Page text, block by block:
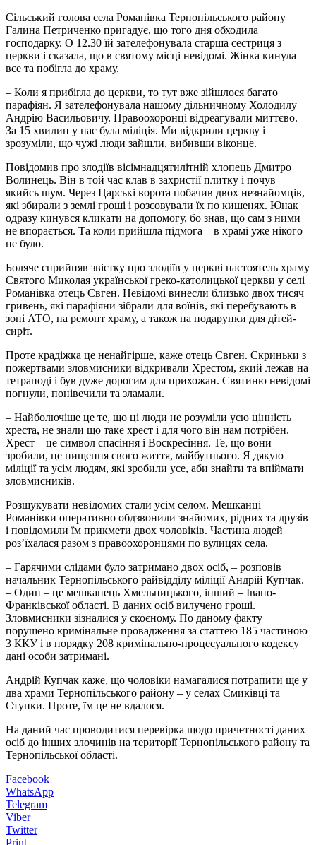
Сільський голова села Романівка Тернопільського району
Галина Петриченко пригадує, що того дня обходила
господарку. О 12.30 їй зателефонувала старша сестриця з
церкви і сказала, що в святому місці невідомі. Жінка кинула
все та побігла до храму.
– Коли я прибігла до церкви, то тут вже зійшлося багато
парафіян. Я зателефонувала нашому дільничному Холодилу
Андрію Васильовичу. Правоохоронці відреагували миттєво.
За 15 хвилин у нас була міліція. Ми відкрили церкву і
зрозуміли, що чужі люди зайшли, вибивши віконце.
Повідомив про злодіїв вісімнадцятилітній хлопець Дмитро
Волинець. Він в той час клав в захристії плитку і почув
якийсь шум. Через Царські ворота побачив двох незнайомців,
які збирали з землі гроші і розсовували їх по кишенях. Юнак
одразу кинувся кликати на допомогу, бо знав, що сам з ними
не впорається. Та коли прийшла підмога – в храмі уже нікого
не було.
Боляче сприйняв звістку про злодіїв у церкві настоятель храму
Святого Миколая української греко-католицької церкви у селі
Романівка отець Євген. Невідомі винесли близько двох тисяч
гривень, які парафіяни зібрали для воїнів, які перебувають в
зоні АТО, на ремонт храму, а також на подарунки для дітей-
сиріт.
Проте крадіжка це ненайгірше, каже отець Євген. Скриньки з
пожертвами зловмисники відкривали Хрестом, який лежав на
тетраподі і був дуже дорогим для прихожан. Святиню невідомі
погнули, понівечили та зламали.
– Найболючіше це те, що ці люди не розуміли усю цінність
хреста, не знали що таке хрест і для чого він нам потрібен.
Хрест – це символ спасіння і Воскресіння. Те, що вони
зробили, це нищення свого життя, майбутнього. Я дякую
міліції та усім людям, які зробили усе, аби знайти та впіймати
зловмисників.
Розшукувати невідомих стали усім селом. Мешканці
Романівки оперативно обдзвонили знайомих, рідних та друзів
і повідомили їм прикмети двох чоловіків. Частина людей
роз’їхалася разом з правоохоронцями по вулицях села.
– Гарячими слідами було затримано двох осіб, – розповів
начальник Тернопільського райвідділу міліції Андрій Купчак.
– Один – це мешканець Хмельницького, інший – Івано-
Франківської області. В даних осіб вилучено гроші.
Зловмисники зізналися у скоєному. По даному факту
порушено кримінальне провадження за статтею 185 частиною
3 ККУ і в порядку 208 кримінально-процесуального кодексу
дані особи затримані.
Андрій Купчак каже, що чоловіки намагалися потрапити ще у
два храми Тернопільського району – у селах Смиківці та
Ступки. Проте, їм це не вдалося.
На даний час проводитися перевірка щодо причетності даних
осіб до інших злочинів на території Тернопільського району та
Тернопільської області.
Facebook
WhatsApp
Telegram
Viber
Twitter
Print